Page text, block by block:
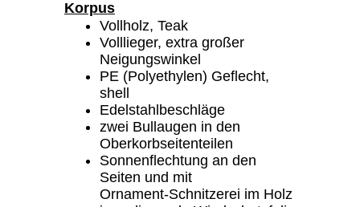
Korpus
Vollholz, Teak
Volllieger, extra großer
Neigungswinkel
PE (Polyethylen) Geflecht,
shell
Edelstahlbeschläge
zwei Bullaugen in den
Oberkorbseitenteilen
Sonnenflechtung an den
Seiten und mit
Ornament-Schnitzerei im Holz